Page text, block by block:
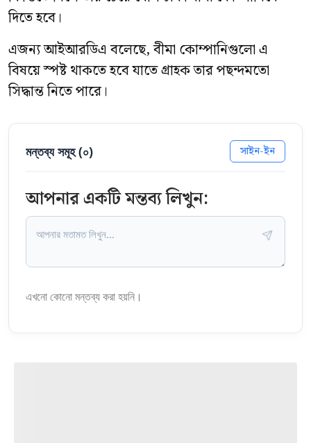
দিতে হবে।
এজন্য আইআরডিএ বলেছে, বীমা কোম্পানিগুলো এ
বিষয়ে স্পষ্ট থাকতে হবে যাতে গ্রাহক তার পছন্দমতো
সিদ্ধান্ত নিতে পারে।
মন্তব্য সমূহ (০) সাইন-ইন
আপনার একটি মন্তব্য লিখুন:
এখনো কোনো মন্তব্য করা হয়নি।